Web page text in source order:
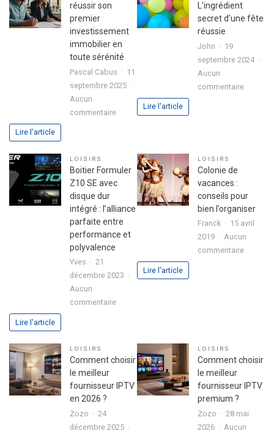
lettre
de
motivation
avec
chicken
réussir son
premier
investissement
immobilier en
toute sérénité
Pascal Cabus
11
septembre 2025
Aucun
commentairesur
réussir
son
premier
investissement
immobilier
en
toute
Lire l'article
L’ingrédient
secret d’une fête
réussie
John
19
septembre 2024
Aucun
commentairesur
Lire l'article
LOISIRS
Boitier Formuler
Z10 SE avec
disque dur
intégré : l’alliance
parfaite entre
performance et
polyvalence
Yves
21
décembre 2023
Aucun
commentairesur
SE
disque
:
Lire l'article
LOISIRS
Colonie de
vacances :
conseils pour
bien l’organiser
Franck
15 avril
2019
Aucun
commentairesur
Lire l'article
LOISIRS
Comment choisir
le meilleur
fournisseur IPTV
en 2026 ?
Zozo
24
décembre 2025
LOISIRS
Comment choisir
le meilleur
fournisseur IPTV
premium ?
Zozo
28 mai
2026
Aucun